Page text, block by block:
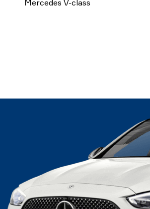
Mercedes V-class